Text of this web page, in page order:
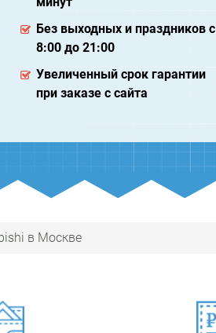
Без выходных и праздников с
8:00 до 21:00
Увеличенный срок гарантии
при заказе с сайта
в Москве